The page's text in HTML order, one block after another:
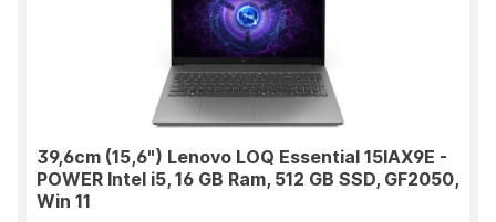
39,6cm (15,6") Lenovo LOQ Essential 15IAX9E -
POWER Intel i5, 16 GB Ram, 512 GB SSD, GF2050,
Win 11